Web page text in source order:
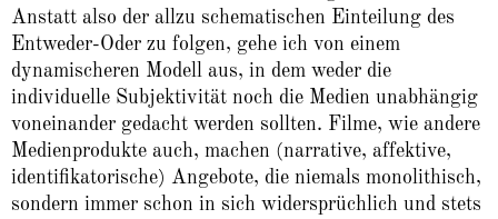
Anstatt also der allzu schematischen Einteilung des
Entweder-Oder zu folgen, gehe ich von einem
dynamischeren Modell aus, in dem weder die
individuelle Subjektivität noch die Medien unabhängig
voneinander gedacht werden sollten. Filme, wie andere
Medienprodukte auch, machen (narrative, affektive,
identifikatorische) Angebote, die niemals monolithisch,
sondern immer schon in sich widersprüchlich und stets